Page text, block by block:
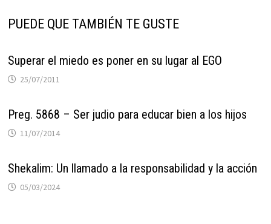
PUEDE QUE TAMBIÉN TE GUSTE
Superar el miedo es poner en su lugar al EGO
25/07/2011
Preg. 5868 – Ser judio para educar bien a los hijos
11/07/2014
Shekalim: Un llamado a la responsabilidad y la acción
05/03/2024